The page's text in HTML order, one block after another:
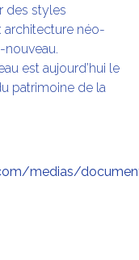
des styles
architecture néo-
est aujourd’hui le
patrimoine de la
medias/